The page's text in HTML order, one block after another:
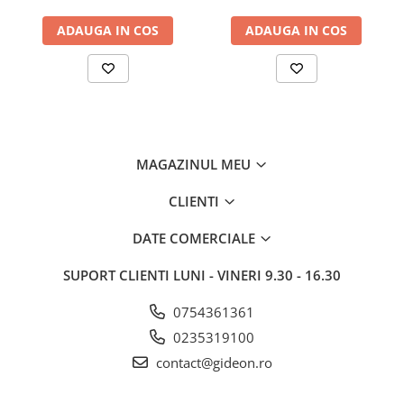
ADAUGA IN COS ADAUGA IN COS
MAGAZINUL MEU
CLIENTI
DATE COMERCIALE
SUPORT CLIENTI LUNI - VINERI 9.30 - 16.30
0754361361
0235319100
contact@gideon.ro